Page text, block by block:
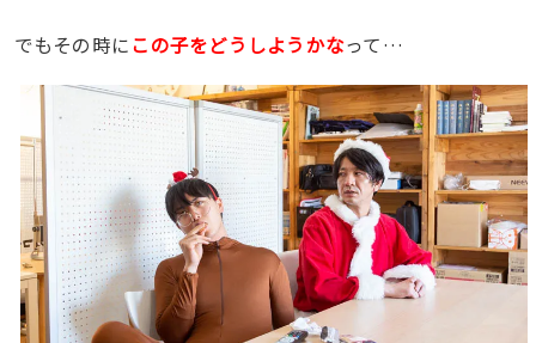
でもその時にこの子をどうしようかなって…